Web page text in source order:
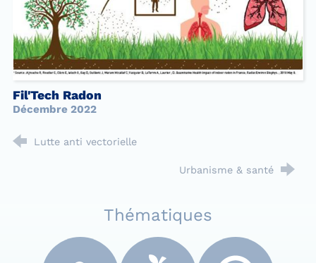
Fil'Tech Radon
Décembre 2022
Lutte anti vectorielle
Urbanisme & santé
Thématiques